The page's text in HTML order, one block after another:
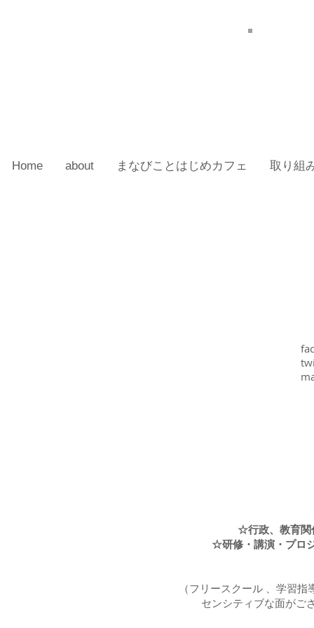
Home about まなびことはじめカフェ 取り組
☆行政、教育関
☆研修・講演・プロ
（フリースクール 、学習
センシティブな面がご